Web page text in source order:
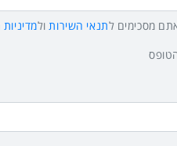
תנאי השירותול